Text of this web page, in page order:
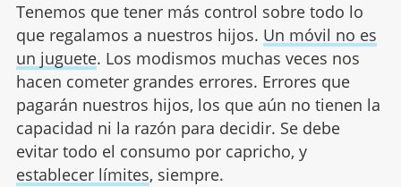
Tenemos que tener más control sobre todo lo
que regalamos a nuestros hijos. Un móvil no es
un juguete. Los modismos muchas veces nos
hacen cometer grandes errores. Errores que
pagarán nuestros hijos, los que aún no tienen la
capacidad ni la razón para decidir. Se debe
evitar todo el consumo por capricho, y
establecer límites, siempre.